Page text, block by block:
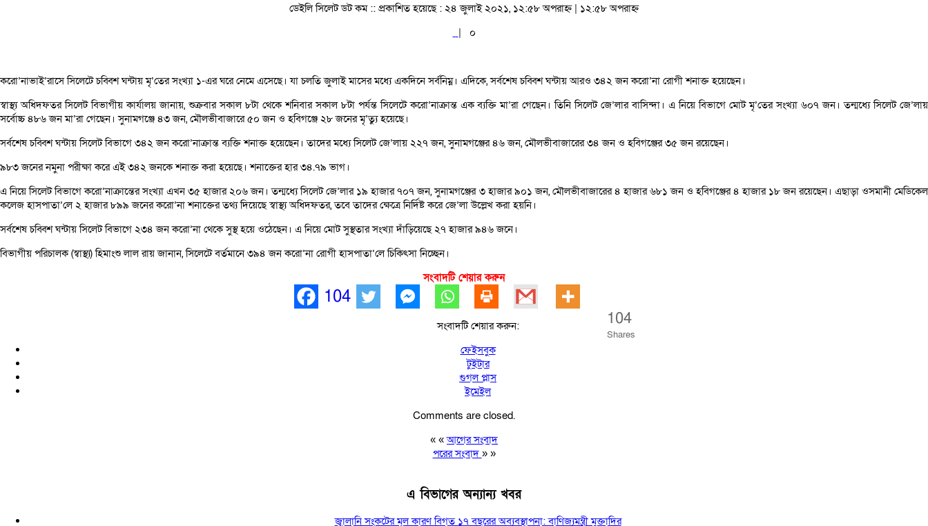
ডেইলি সিলেট ডট কম :: প্রকাশিত হয়েছে : ২৪ জুলাই ২০২১, ১২:৫৮ অপরাহ্ন | ১২:৫৮ অপরাহ্ন
|
০
করো’নাভাই’রাসে সিলেটে চব্বিশ ঘন্টায় মৃ’তের সংখ্যা ১-এর ঘরে নেমে এসেছে। যা চলতি জুলাই মাসের মধ্যে একদিনে সর্বনিম্ন। এদিকে, সর্বশেষ চব্বিশ ঘন্টায় আরও ৩৪২ জন করো’না রোগী শনাক্ত হয়েছেন।
স্বাস্থ্য অধিদফতর সিলেট বিভাগীয় কার্যালয় জানায়, শুক্রবার সকাল ৮টা থেকে শনিবার সকাল ৮টা পর্যন্ত সিলেটে করো’নাক্রান্ত এক ব্যক্তি মা’রা গেছেন। তিনি সিলেট জে’লার বাসিন্দা। এ নিয়ে বিভাগে মোট মৃ’তের সংখ্যা ৬০৭ জন। তন্মধ্যে সিলেট জে’লায়
সর্বোচ্চ ৪৮৬ জন মা’রা গেছেন। সুনামগঞ্জে ৪৩ জন, মৌলভীবাজারে ৫০ জন ও হবিগঞ্জে ২৮ জনের মৃ’ত্যু হয়েছে।
সর্বশেষ চব্বিশ ঘন্টায় সিলেট বিভাগে ৩৪২ জন করো’নাক্রান্ত ব্যক্তি শনাক্ত হয়েছেন। তাদের মধ্যে সিলেট জে’লায় ২২৭ জন, সুনামগঞ্জের ৪৬ জন, মৌলভীবাজারের ৩৪ জন ও হবিগঞ্জের ৩৫ জন রয়েছেন।
৯৮৩ জনের নমুনা পরীক্ষা করে এই ৩৪২ জনকে শনাক্ত করা হয়েছে। শনাক্তের হার ৩৪.৭৯ ভাগ।
এ নিয়ে সিলেট বিভাগে করো’নাক্রান্তের সংখ্যা এখন ৩৫ হাজার ২০৬ জন। তন্মধ্যে সিলেট জে’লার ১৯ হাজার ৭০৭ জন, সুনামগঞ্জের ৩ হাজার ৯০১ জন, মৌলভীবাজারের ৪ হাজার ৬৮১ জন ও হবিগঞ্জের ৪ হাজার ১৮ জন রয়েছেন। এছাড়া ওসমানী মেডিকেল
কলেজ হাসপাতা’লে ২ হাজার ৮৯৯ জনের করো’না শনাক্তের তথ্য দিয়েছে স্বাস্থ্য অধিদফতর, তবে তাদের ক্ষেত্রে নির্দিষ্ট করে জে’লা উল্লেখ করা হয়নি।
সর্বশেষ চব্বিশ ঘন্টায় সিলেট বিভাগে ২৩৪ জন করো’না থেকে সুস্থ হয়ে ওঠেছেন। এ নিয়ে মোট সুস্থতার সংখ্যা দাঁড়িয়েছে ২৭ হাজার ৯৪৬ জনে।
বিভাগীয় পরিচালক (স্বাস্থ্য) হিমাংশু লাল রায় জানান, সিলেটে বর্তমানে ৩৯৪ জন করো’না রোগী হাসপাতা’লে চিকিৎসা নিচ্ছেন।
সংবাদটি শেয়ার করুন
104
104
Shares
সংবাদটি শেয়ার করুন:
ফেইসবুক
টুইটার
গুগল প্লাস
ইমেইল
Comments are closed.
« «আগের সংবাদ
পরের সংবাদ » »
এ বিভাগের অন্যান্য খবর
জ্বালানি সংকটের মূল কারণ বিগত ১৭ বছরের অব্যবস্থাপনা: বাণিজ্যমন্ত্রী মুক্তাদির